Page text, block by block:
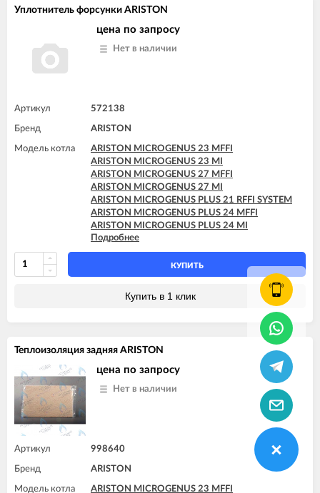
Уплотнитель форсунки ARISTON
цена по запросу
Нет в наличии
Артикул 572138
Бренд ARISTON
Модель котла
ARISTON MICROGENUS 23 MFFI
ARISTON MICROGENUS 23 MI
ARISTON MICROGENUS 27 MFFI
ARISTON MICROGENUS 27 MI
ARISTON MICROGENUS PLUS 21 RFFI SYSTEM
ARISTON MICROGENUS PLUS 24 MFFI
ARISTON MICROGENUS PLUS 24 MI
ARISTON MICROGENUS PLUS 28 MFFI
ARISTON MICROGENUS PLUS 28 MI
ARISTON MICROGENUS PLUS 28 RFFI SYSTEM
ARISTON MICROGENUS PLUS 31 MFFI
ARISTON MICROGENUS PLUS 31 RFFI SYSTEM
ARISTON MICROGENUS PLUS 31 RI SYSTEM
ARISTON MICROGENUS PLUS 31 RI SYSTEM
ARISTON T2 23 MI GPL
ARISTON T2 23 MI MET
ARISTON TX 23 MI
Подробнее
КУПИТЬ
Купить в 1 клик
Теплоизоляция задняя ARISTON
цена по запросу
Нет в наличии
Артикул 998640
Бренд ARISTON
Модель котла ARISTON MICROGENUS 23 MFFI